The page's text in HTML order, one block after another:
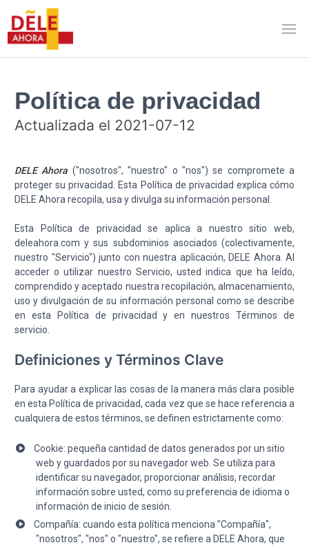
Política de privacidad
Actualizada el 2021-07-12
DELE Ahora ("nosotros", "nuestro" o "nos") se compromete a
proteger su privacidad. Esta Política de privacidad explica cómo
DELE Ahora recopila, usa y divulga su información personal.
Esta Política de privacidad se aplica a nuestro sitio web,
deleahora.com y sus subdominios asociados (colectivamente,
nuestro "Servicio") junto con nuestra aplicación, DELE Ahora. Al
acceder o utilizar nuestro Servicio, usted indica que ha leído,
comprendido y aceptado nuestra recopilación, almacenamiento,
uso y divulgación de su información personal como se describe
en esta Política de privacidad y en nuestros Términos de
servicio.
Definiciones y Términos Clave
Para ayudar a explicar las cosas de la manera más clara posible
en esta Política de privacidad, cada vez que se hace referencia a
cualquiera de estos términos, se definen estrictamente como:
Cookie: pequeña cantidad de datos generados por un sitio
web y guardados por su navegador web. Se utiliza para
identificar su navegador, proporcionar análisis, recordar
información sobre usted, como su preferencia de idioma o
información de inicio de sesión.
Compañía: cuando esta política menciona "Compañía",
"nosotros", "nos" o "nuestro", se refiere a DELE Ahora, que